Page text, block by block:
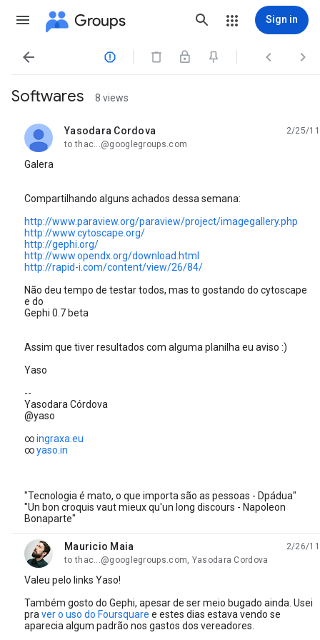
Groups Sign in
   
Softwares 8 views
Yasodara Cordova
unread,
2/25/11
to thac...@googlegroups.com
Galera
Compartilhando alguns achados dessa semana:
http://www.paraview.org/paraview/project/imagegallery.php
http://www.cytoscape.org/
http://gephi.org/
http://www.opendx.org/download.html
http://rapid-i.com/content/view/26/84/
Não deu tempo de testar todos, mas to gostando do cytoscape
e do
Gephi 0.7 beta
Assim que tiver resultados com alguma planilha eu aviso :)
Yaso
--
Yasodara Córdova
@yaso
∞ingraxa.eu
∞yaso.in
"Tecnologia é mato, o que importa são as pessoas - Dpádua"
"Un bon croquis vaut mieux qu'un long discours - Napoleon
Bonaparte"
Mauricio Maia
unread,
2/26/11
to thac...@googlegroups.com, Yasodara Cordova
Valeu pelo links Yaso!
Também gosto do Gephi, apesar de ser meio bugado ainda. Usei
pra ver o uso do Foursquare e estes dias estava vendo se
aparecia algum padrão nos gastos dos vereadores.